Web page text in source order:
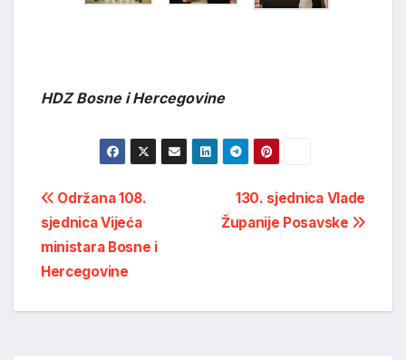
HDZ Bosne i Hercegovine
Post
navigation
130. sjednica Vlade
Županije Posavske
Održana 108.
sjednica Vijeća
ministara Bosne i
Hercegovine